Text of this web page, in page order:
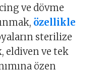
ve dövme
özellikle
sterilize
eldiven ve tek
özen